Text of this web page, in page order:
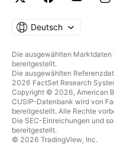
Deutsch
Die ausgewählten Marktdaten
bereitgestellt.
Die ausgewählten
2026 FactSet Research
Copyright © 2026, American
CUSIP-Datenbank wird von
bereitgestellt. Alle Rechte
Die SEC-Einreichungen und
bereitgestellt.
© 2026 TradingView, Inc.